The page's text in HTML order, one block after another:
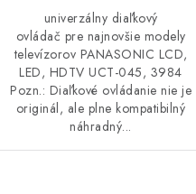
univerzálny diaľkový
ovládač pre najnovšie modely
televízorov PANASONIC LCD,
LED, HDTV UCT-045, 3984
Pozn.: Diaľkové ovládanie nie je
originál, ale plne kompatibilný
náhradný...